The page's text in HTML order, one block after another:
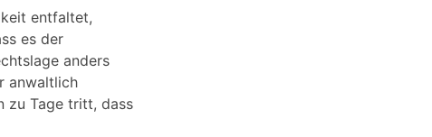
entfaltet,
es der
anders
anwaltlich
zu Tage tritt, dass